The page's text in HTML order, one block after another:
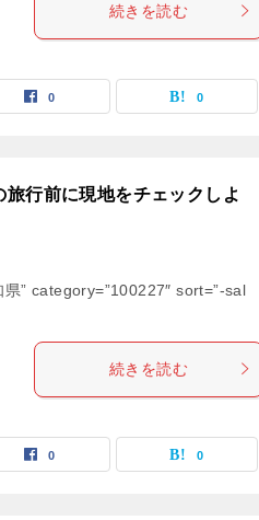
続きを読む
0 0
旅行前に現地をチェックしよ
” category=”100227″ sort=”-sal
続きを読む
0 0